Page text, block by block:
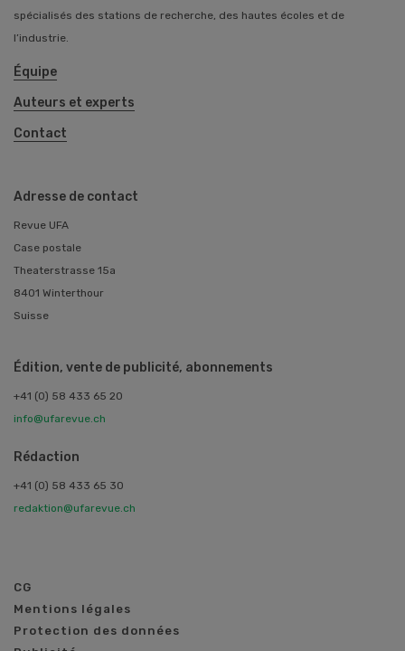
spécialisés des stations de recherche, des hautes écoles et de
l’industrie.
Équipe
Auteurs et experts
Contact
Adresse de contact
Revue UFA
Case postale
Theaterstrasse 15a
8401 Winterthour
Suisse
Édition, vente de publicité, abonnements
+41 (0) 58 433 65 20
info@ufarevue.ch
Rédaction
+41 (0) 58 433 65 30
redaktion@ufarevue.ch
CG
Mentions légales
Protection des données